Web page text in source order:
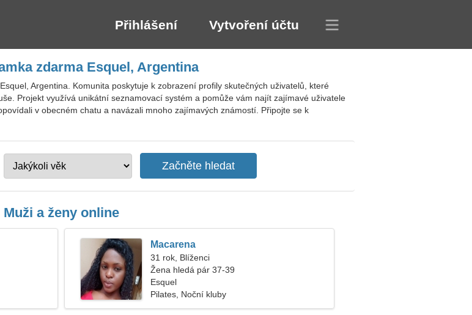
Přihlášení Vytvoření účtu
zdarma Esquel, Argentina
Argentina. Komunita poskytuje k zobrazení profily skutečných uživatelů, které
Projekt využívá unikátní seznamovací systém a pomůže vám najít zajímavé uživatele
v obecném chatu a navázali mnoho zajímavých známostí. Připojte se k
Muži a ženy online
Macarena
31 rok, Blíženci
Žena hledá pár 37-39
Esquel
Pilates, Noční kluby